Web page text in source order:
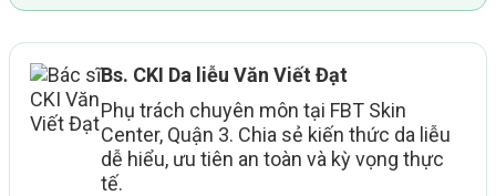
Bs. CKI Da liễu Văn Viết Đạt
Phụ trách chuyên môn tại FBT Skin
Center, Quận 3. Chia sẻ kiến thức da liễu
dễ hiểu, ưu tiên an toàn và kỳ vọng thực
tế.